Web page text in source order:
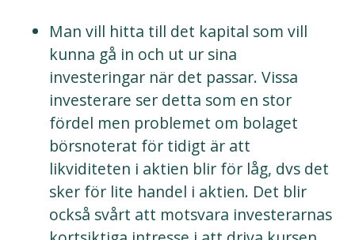
Man vill hitta till det kapital som vill
kunna gå in och ut ur sina
investeringar när det passar. Vissa
investerare ser detta som en stor
fördel men problemet om bolaget
börsnoterat för tidigt är att
likviditeten i aktien blir för låg, dvs det
sker för lite handel i aktien. Det blir
också svårt att motsvara investerarnas